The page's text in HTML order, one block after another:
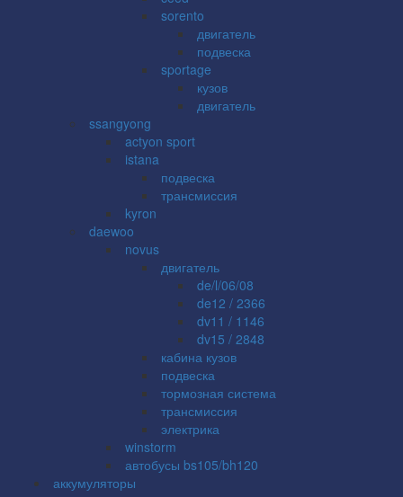
sorento
двигатель
подвеска
sportage
кузов
двигатель
ssangyong
actyon sport
istana
подвеска
трансмиссия
kyron
daewoo
novus
двигатель
de/l/06/08
de12 / 2366
dv11 / 1146
dv15 / 2848
кабина кузов
подвеска
тормозная система
трансмиссия
электрика
winstorm
автобусы bs105/bh120
аккумуляторы